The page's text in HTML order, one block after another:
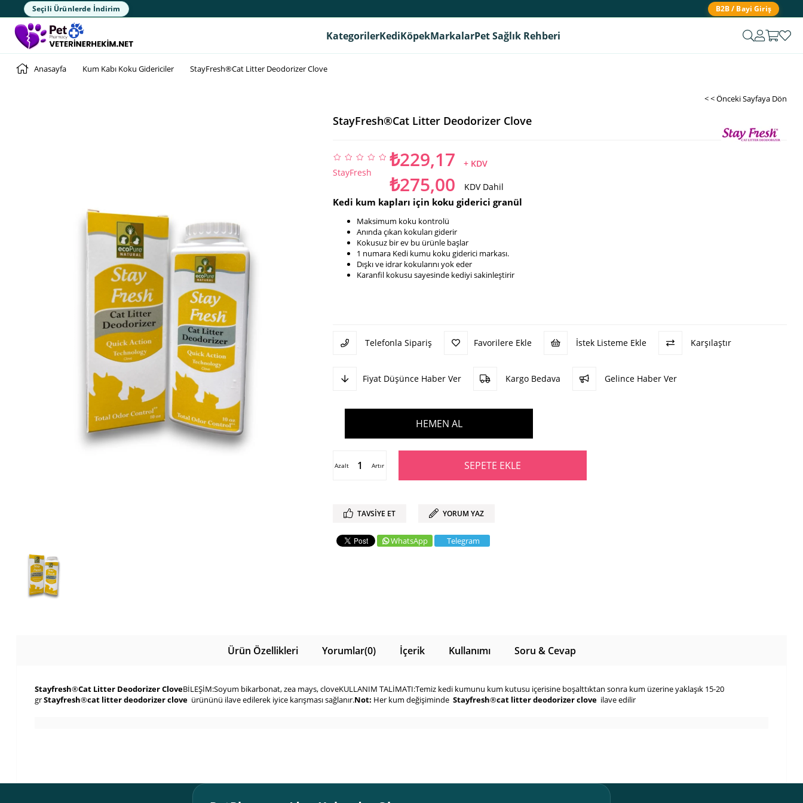
Seçili Ürünlerde İndirim B2B / Bayi Giriş
KategorilerKediKöpekMarkalarPet Sağlık Rehberi
Anasayfa Kum Kabı Koku Gidericiler StayFresh®Cat Litter Deodorizer Clove
< < Önceki Sayfaya Dön
StayFresh®Cat Litter Deodorizer Clove
StayFresh
₺229,17 + KDV
KDV Dahil
₺275,00
Kedi kum kapları için koku giderici granül
Maksimum koku kontrolü
Anında çıkan kokuları giderir
Kokusuz bir ev bu ürünle başlar
1 numara Kedi kumu koku giderici markası.
Dışkı ve idrar kokularını yok eder
Karanfil kokusu sayesinde kediyi sakinleştirir
Telefonla Sipariş Favorilere Ekle İstek Listeme Ekle Karşılaştır
Fiyat Düşünce Haber Ver Kargo Bedava Gelince Haber Ver
Artır
Azalt
TAVSIYE ET YORUM YAZ
WhatsApp Telegram
Ürün Özellikleri Yorumlar(0) İçerik Kullanımı Soru & Cevap
Stayfresh®Cat Litter Deodorizer CloveBİLEŞİM:Soyum bikarbonat, zea mays, cloveKULLANIM TALİMATI:Temiz kedi kumunu kum kutusu içerisine boşalttıktan sonra kum üzerine yaklaşık 15-20
grStayfresh®cat litter deodorizer clove ürününü ilave edilerek iyice karışması sağlanır.Not: Her kum değişiminde Stayfresh®cat litter deodorizer clove ilave edilir